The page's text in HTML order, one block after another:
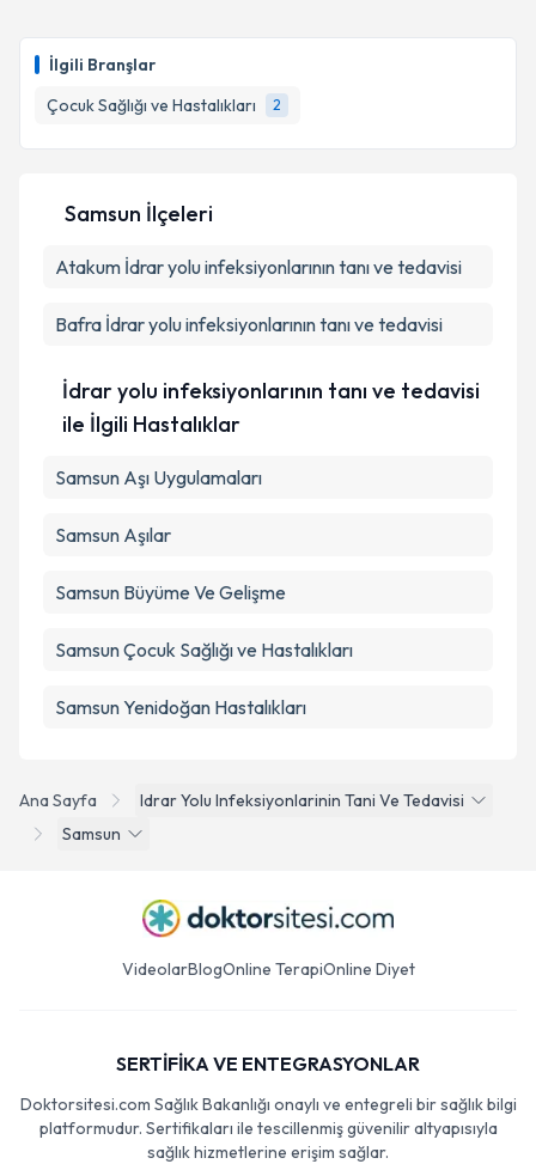
İlgili Branşlar
Çocuk Sağlığı ve Hastalıkları
2
bilgilendireceğiz.
E-posta Adresiniz
Kişisel verilerimin işlenmesine ilişkin
kapsamda işlenmesini kabul ediyorum.
Takvim Talebini Gönder
Ana Sayfa
Idrar Yolu Infeksiyonlarinin Tani Ve Tedavisi
Samsun
Samsun İlçeleri
Atakum İdrar yolu infeksiyonlarının tanı ve tedavisi
Bafra İdrar yolu infeksiyonlarının tanı ve tedavisi
İdrar yolu infeksiyonlarının tanı ve tedavisi
ile İlgili Hastalıklar
Samsun Aşı Uygulamaları
Samsun Aşılar
Samsun Büyüme Ve Gelişme
Samsun Çocuk Sağlığı ve Hastalıkları
Samsun Yenidoğan Hastalıkları
VideolarBlogOnline TerapiOnline Diyet
SERTİFİKA VE ENTEGRASYONLAR
Doktorsitesi.com Sağlık Bakanlığı onaylı ve entegreli bir sağlık bilgi
platformudur. Sertifikaları ile tescillenmiş güvenilir altyapısıyla
sağlık hizmetlerine erişim sağlar.